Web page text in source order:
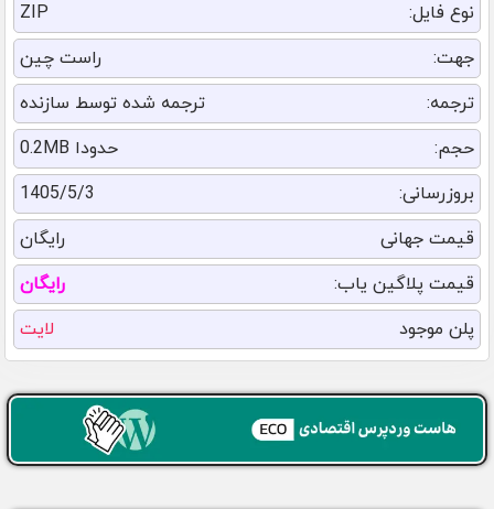
نوع فایل:
ZIP
جهت:
راست چین
ترجمه:
ترجمه شده توسط سازنده
حجم:
حدودا 0.2MB
بروزرسانی:
1405/5/3
قیمت جهانی
رایگان
قیمت پلاگین یاب:
رایگان
پلن موجود
لایت